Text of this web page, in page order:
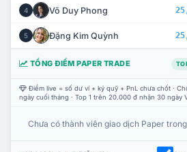
4 Võ Duy Phong
5 Đặng Kim Quỳnh
TỔNG ĐIỂM PAPER TRADE
Điểm live = số dư ví + ký quỹ + PnL chưa chốt ·
ngày cuối tháng · Top 1 trên 20.000 đ nhận 30 ngày
Chưa có thành viên giao dịch Paper